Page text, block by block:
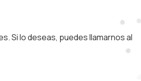
Si lo deseas, puedes llamarnos al